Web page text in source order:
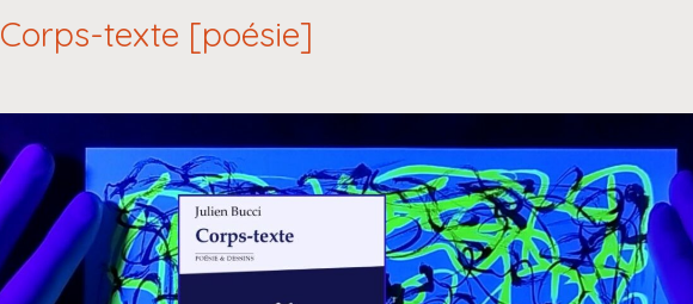
[poésie
jeunesse]
Corps-texte [poésie]